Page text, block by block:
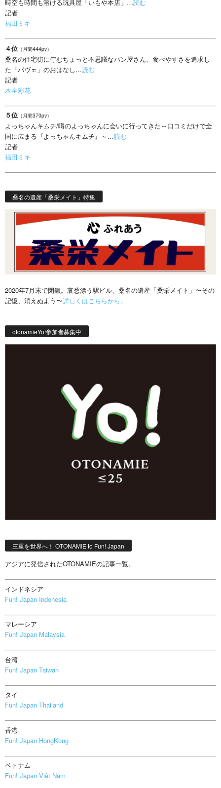
時空も時間も溶ける玩具屋「いもや本店」…読む
記者
福田ミキ
４位 （月間444pv）
桑名の住宅街に佇むちょっと不思議なパン屋さん、食べやすさを追求し
た「パヴェ」のおはなし…読む
記者
木全彩花
５位 （月間370pv）
よっちゃんキムチ/噂のよっちゃんに会いに行ってきた～口コミだけで全
国に広まる『よっちゃんキムチ』～…読む
記者
福田ミキ
桑名の遺産「桑栄メイト」特集
2020年7月末で閉鎖。哀愁漂う駅ビル、桑名の遺産「桑栄メイト」〜その
記憶、消えぬよう〜詳しくはこちらから。
otonamieYo!参加者募集中
三重を世界へ！ OTONAMIE to Fun! Japan
アジアに発信されたOTONAMIEの記事一覧。
インドネシア
Fun! Japan Indonesia
マレーシア
Fun! Japan Malaysia
台湾
Fun! Japan Taiwan
タイ
Fun! Japan Thailand
香港
Fun! Japan HongKong
ベトナム
Fun! Japan Việt Nam